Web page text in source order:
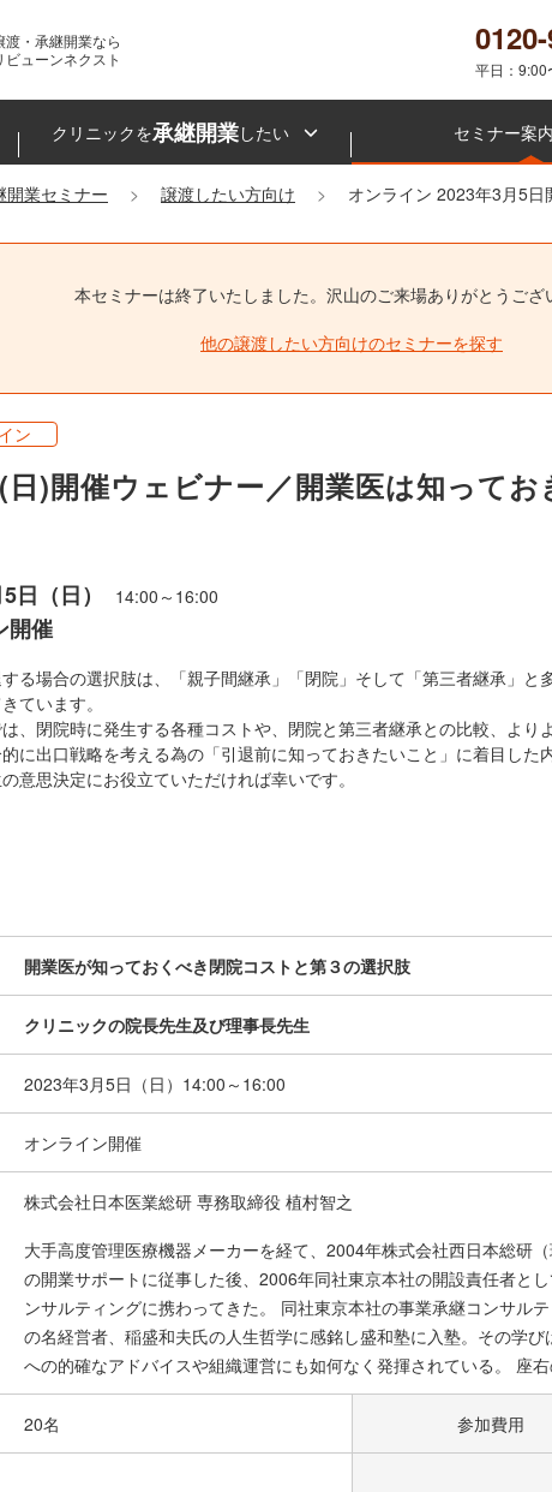
渡・承継開業なら
ビューンネクスト
平日：9:00
クリニックを承継開業したい セミナー案内
開業セミナー 譲渡したい方向け オンライン 2023年3月5
本セミナーは終了いたしました。 沢山のご来場ありがとうござ
他の譲渡したい方向けのセミナーを探す
ン
)開催ウェビナー／開業医は知って
日（日） 14:00～16:00
開催
る場合の選択肢は、「親子間継承」「閉院」そして「第三者継承」
ています。
、閉院時に発生する各種コストや、閉院と第三者継承との比較、よ
に出口戦略を考える為の「引退前に知っておきたいこと」に着目し
意思決定にお役立ていただければ幸いです。
開業医が知っておくべき閉院コストと第３の選択肢
クリニックの院長先生及び理事長先生
2023年3月5日（日） 14:00～16:00
オンライン開催
株式会社日本医業総研 専務取締役 植村智之
大手高度管理医療機器メーカーを経て、2004年株式会社西日本総研
の開業サポートに従事した後、2006年同社東京本社の開設責任者と
ンサルティングに携わってきた。 同社東京本社の事業承継コンサル
の名経営者、稲盛和夫氏の人生哲学に感銘し盛和塾に入塾。その学
への的確なアドバイスや組織運営にも如何なく発揮されている。 座右
20名 参加費用